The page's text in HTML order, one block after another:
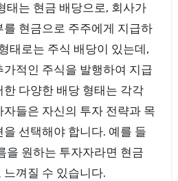
태는 현금 배당으로, 회사가
를 현금으로 주주에게 지급하
태로는 주식 배당이 있는데,
적인 주식을 발행하여 지급
다양한 배당 형태는 각각
들은 자신의 투자 전략과 목
선택해야 합니다. 예를 들
을 원하는 투자자라면 현금
껴질 수 있습니다.